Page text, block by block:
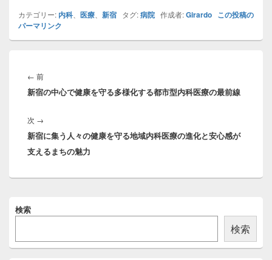
カテゴリー: 内科、 医療 新宿 タグ:病院 作成者:Girardo この投稿の
パーマリンク
稿
ナ
ゲ
ー
シ
ョ
← 前前
の
新宿の中心で健康を守る多様化する都市型内科医療の最前線
次 →
の
投
新宿に集う人々の健康を守る地域内科医療の進化と安心感が
支えるまちの魅力
イ
イ
検索
検索